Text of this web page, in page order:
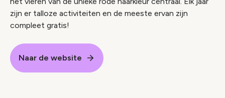
zijn er talloze activiteiten en de meeste ervan zijn
compleet gratis!
Naar de website